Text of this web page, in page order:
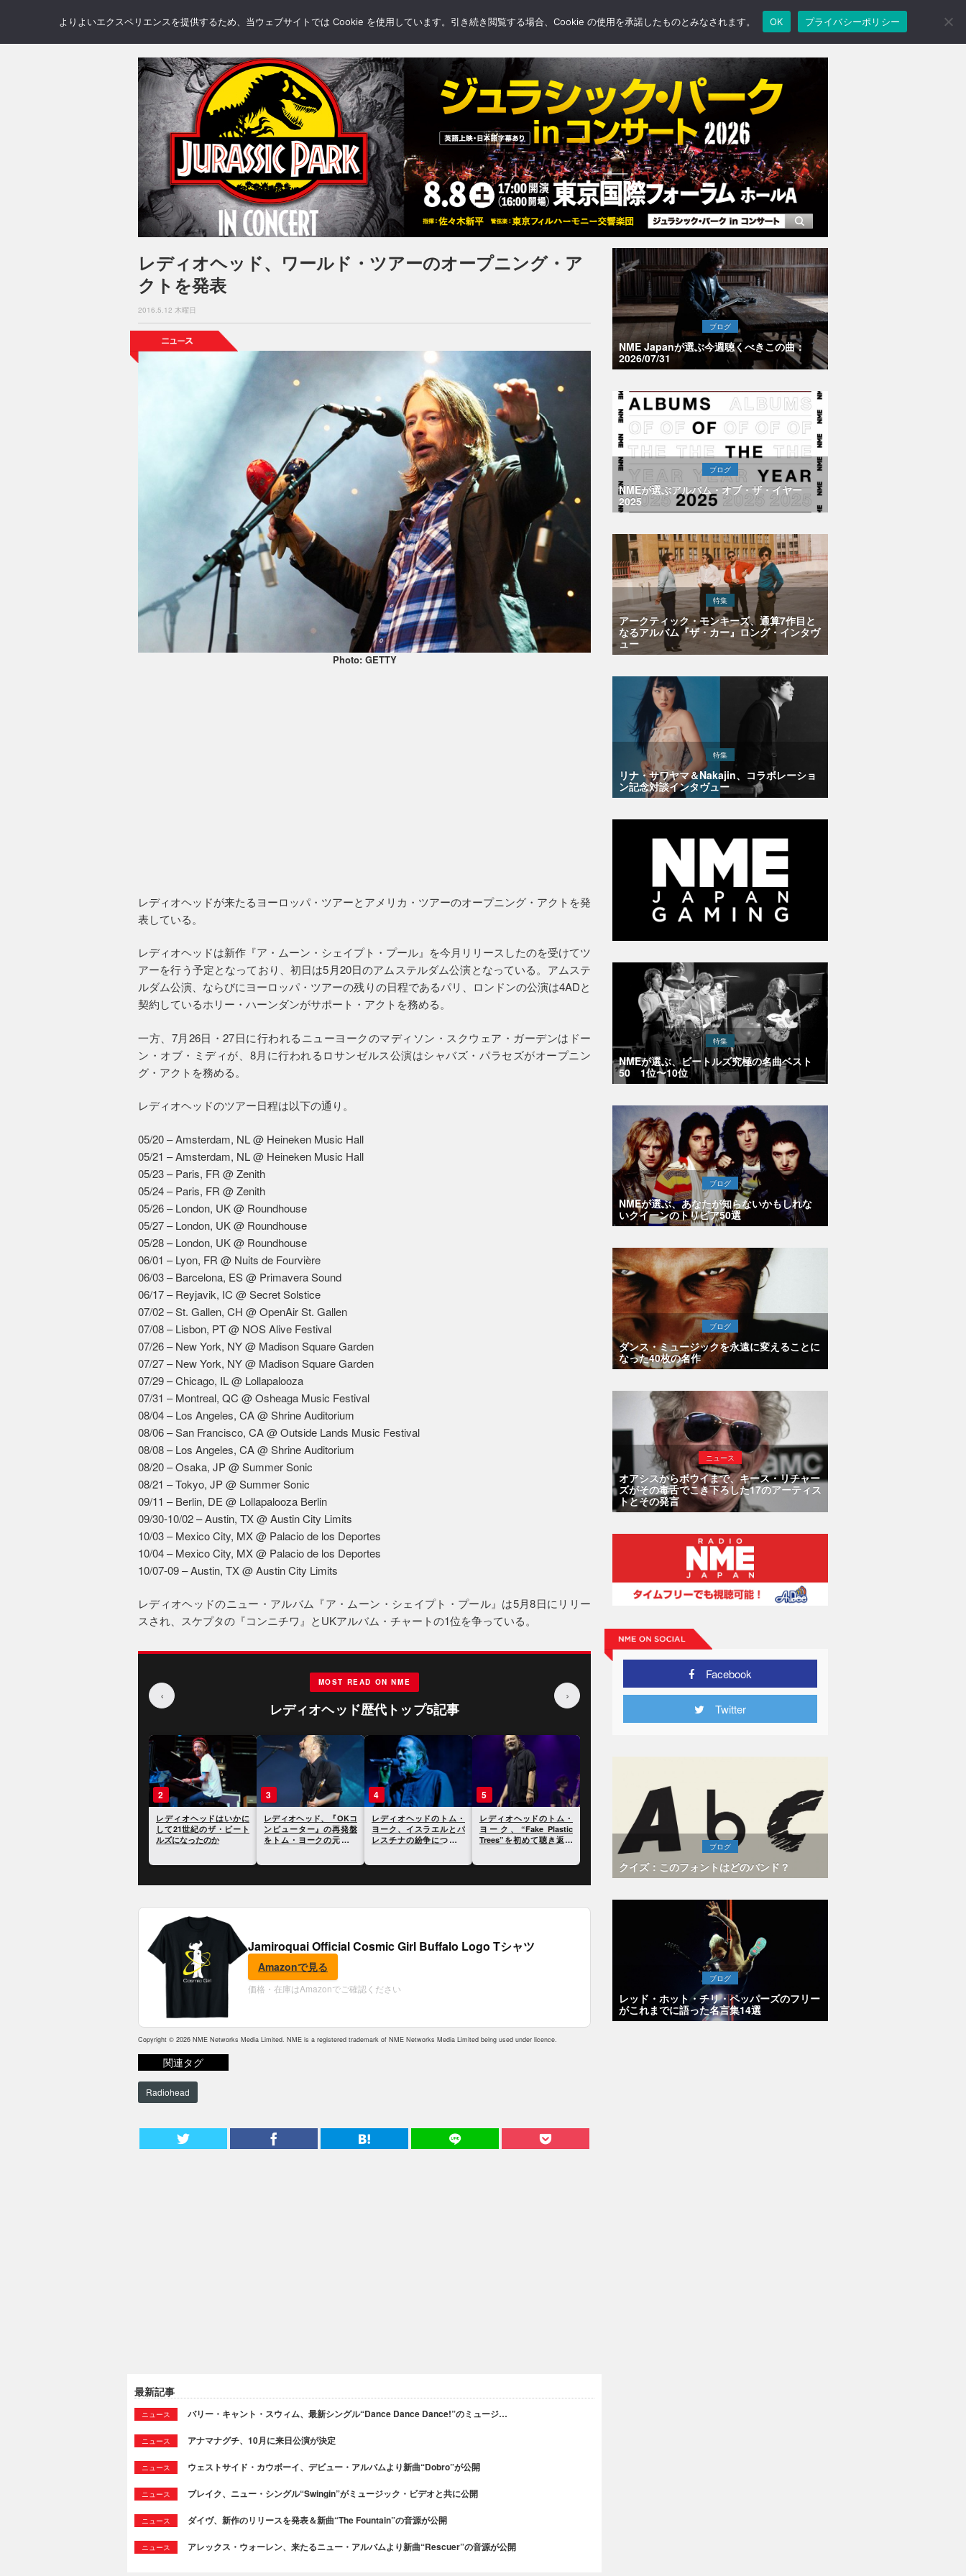
NEWS REVIEWS GALLERY BLOGS FEATURE
レディオヘッド、ワールド・ツアーのオープニング・ア
クトを発表
2016.5.12 木曜日
Photo: GETTY
レディオヘッドが来たるヨーロッパ・ツアーとアメリカ・ツアーのオープニング・アクトを発
表している。
レディオヘッドは新作『ア・ムーン・シェイプト・プール』を今月リリースしたのを受けてツ
アーを行う予定となっており、初日は5月20日のアムステルダム公演となっている。アムステ
ルダム公演、ならびにヨーロッパ・ツアーの残りの日程であるパリ、ロンドンの公演は4ADと
契約しているホリー・ハーンダンがサポート・アクトを務める。
一方、7月26日・27日に行われるニューヨークのマディソン・スクウェア・ガーデンはドー
ン・オブ・ミディが、8月に行われるロサンゼルス公演はシャバズ・パラセズがオープニン
グ・アクトを務める。
レディオヘッドのツアー日程は以下の通り。
05/20 – Amsterdam, NL @ Heineken Music Hall
05/21 – Amsterdam, NL @ Heineken Music Hall
05/23 – Paris, FR @ Zenith
05/24 – Paris, FR @ Zenith
05/26 – London, UK @ Roundhouse
05/27 – London, UK @ Roundhouse
05/28 – London, UK @ Roundhouse
06/01 – Lyon, FR @ Nuits de Fourvière
06/03 – Barcelona, ES @ Primavera Sound
06/17 – Reyjavik, IC @ Secret Solstice
07/02 – St. Gallen, CH @ OpenAir St. Gallen
07/08 – Lisbon, PT @ NOS Alive Festival
07/26 – New York, NY @ Madison Square Garden
07/27 – New York, NY @ Madison Square Garden
07/29 – Chicago, IL @ Lollapalooza
07/31 – Montreal, QC @ Osheaga Music Festival
08/04 – Los Angeles, CA @ Shrine Auditorium
08/06 – San Francisco, CA @ Outside Lands Music Festival
08/08 – Los Angeles, CA @ Shrine Auditorium
08/20 – Osaka, JP @ Summer Sonic
08/21 – Tokyo, JP @ Summer Sonic
09/11 – Berlin, DE @ Lollapalooza Berlin
09/30-10/02 – Austin, TX @ Austin City Limits
10/03 – Mexico City, MX @ Palacio de los Deportes
10/04 – Mexico City, MX @ Palacio de los Deportes
10/07-09 – Austin, TX @ Austin City Limits
レディオヘッドのニュー・アルバム『ア・ムーン・シェイプト・プール』は5月8日にリリー
スされ、スケプタの『コンニチワ』とUKアルバム・チャートの1位を争っている。
‹
MOST READ ON NME
レディオヘッド歴代トップ5記事
›
2
レディオヘッドはいかに
して21世紀のザ・ビート
ルズになったのか
3
レディオヘッド、『OKコ
ンピューター』の再発盤
をトム・ヨークの元妻に
4
レディオヘッドのトム・
ヨーク、イスラエルとパ
レスチナの紛争について
5
レディオヘッドのトム・
ヨーク、“Fake Plastic
Trees”を初めて聴き返し
Jamiroquai Official Cosmic Girl Buffalo Logo Tシャツ
Amazonで見る
価格・在庫はAmazonでご確認ください
Copyright © 2026 NME Networks Media Limited. NME is a registered trademark of NME Networks Media Limited being used under licence.
関連タグ
Radiohead
最新記事
ニュース バリー・キャント・スウィム、最新シングル“Dance Dance Dance!”のミュージ…
ニュース アナマナグチ、10月に来日公演が決定
ニュース ウェストサイド・カウボーイ、デビュー・アルバムより新曲“Dobro”が公開
ニュース ブレイク、ニュー・シングル“Swingin”がミュージック・ビデオと共に公開
ニュース ダイヴ、新作のリリースを発表＆新曲“The Fountain”の音源が公開
ニュース アレックス・ウォーレン、来たるニュー・アルバムより新曲“Rescuer”の音源が公開
ブログ
NME Japanが選ぶ今週聴くべきこの曲：
2026/07/31
ブログ
NMEが選ぶアルバム・オブ・ザ・イヤー
2025
特集
アークティック・モンキーズ、通算7作目と
なるアルバム『ザ・カー』ロング・インタヴ
ュー
特集
リナ・サワヤマ＆Nakajin、コラボレーショ
ン記念対談インタヴュー
特集
NMEが選ぶ、ビートルズ究極の名曲ベスト
50 1位〜10位
ブログ
NMEが選ぶ、あなたが知らないかもしれな
いクイーンのトリビア50選
ブログ
ダンス・ミュージックを永遠に変えることに
なった40枚の名作
ニュース
オアシスからボウイまで、キース・リチャー
ズがその毒舌でこき下ろした17のアーティス
トとその発言
Facebook
Twitter
ブログ
クイズ：このフォントはどのバンド？
ブログ
レッド・ホット・チリ・ペッパーズのフリー
がこれまでに語った名言集14選
よりよいエクスペリエンスを提供するため、当ウェブサイトでは Cookie を使用しています。引き続き閲覧する場合、Cookie の使用を承諾したものとみなされます。 OK プライバシーポリシー